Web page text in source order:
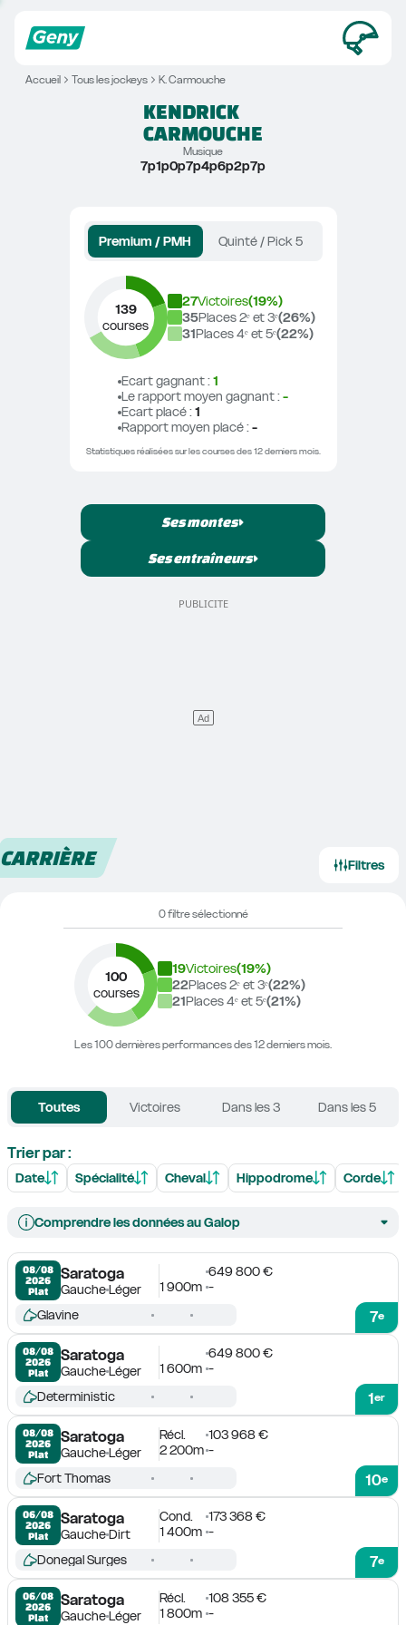
Accueil Tous les jockeys K. Carmouche
KENDRICK
CARMOUCHE
Musique
7p1p0p7p4p6p2p7p
Premium / PMH Quinté / Pick 5
139
courses
27Victoires(19%)
35Places 2ᵉ et 3ᵉ(26%)
31Places 4ᵉ et 5ᵉ(22%)
Ecart gagnant : 1
Le rapport moyen gagnant : -
Ecart placé : 1
Rapport moyen placé : -
Statistiques réalisées sur les courses des 12 derniers mois.
Ses montes
Ses entraîneurs
CARRIÈRE Filtres
0 filtre sélectionné
100
courses
19Victoires(19%)
22Places 2ᵉ et 3ᵉ(22%)
21Places 4ᵉ et 5ᵉ(21%)
Les 100 dernières performances des 12 derniers mois.
Toutes Victoires Dans les 3 Dans les 5
Trier par :
Date Spécialité Cheval Hippodrome Corde
Comprendre les données au Galop
08/08
2026
Plat
Saratoga
GaucheLéger
649 800 €
1 900m -
7e
Glavine
08/08
2026
Plat
Saratoga
GaucheLéger
649 800 €
1 600m -
1er
Deterministic
08/08
2026
Plat
Saratoga
GaucheLéger
Récl.
103 968 €
2 200m -
10e
Fort Thomas
06/08
2026
Plat
Saratoga
GaucheDirt
Cond.
173 368 €
1 400m -
7e
Donegal Surges
06/08
2026
Plat
Saratoga
GaucheLéger
Récl.
108 355 €
1 800m -